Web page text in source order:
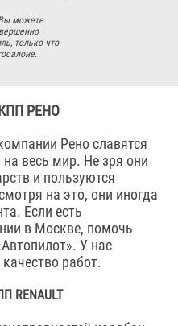
можете
только что
РЕНО
Рено славятся
весь мир. Не зря они
и пользуются
на это, они иногда
Если есть
в Москве, помочь
У нас
работ.
RENAULT